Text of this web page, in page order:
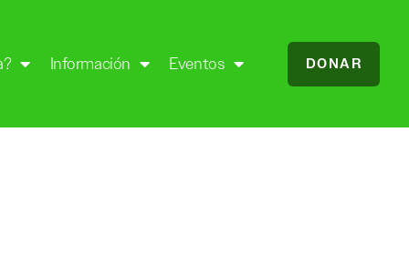
Información Eventos DONAR